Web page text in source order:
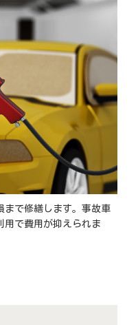
まで修繕します。事故車
用で費用が抑えられま